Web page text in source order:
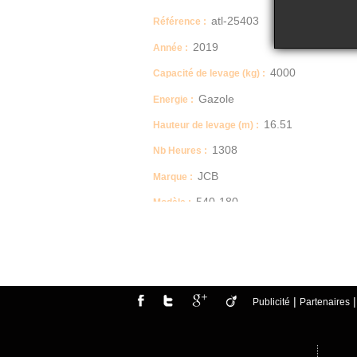
Référence : atl-25403
Année : 2019
Capacité de levage (kg) : 4000
Energie : Gazole
Hauteur de levage (m) : 16.51
Nb Heures : 1308
Marque : JCB
Modèle : 540-180
ATOUTLOC vous propose à la vente:
Publicité | Partenaires |